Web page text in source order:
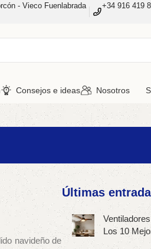
- Vieco Fuenlabrada +34 916 419
Consejos e ideas Nosotros
navideño de
Últimas
Los 10